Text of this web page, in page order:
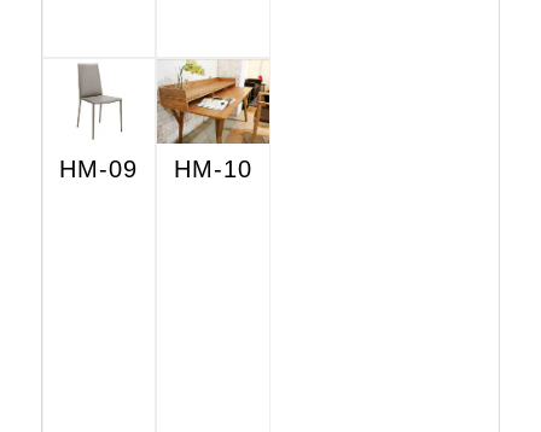
HM-09 HM-10